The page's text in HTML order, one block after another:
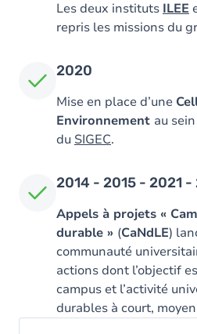
Les deux instituts ILEE
repris les missions du
2020
Mise en place d’une
Environnement au
du SIGEC.
2014 - 2015 - 2021
Appels à projets «
durable » (CaNdLE)
communauté
actions dont l’objectif
campus et l’activité
durables à court,